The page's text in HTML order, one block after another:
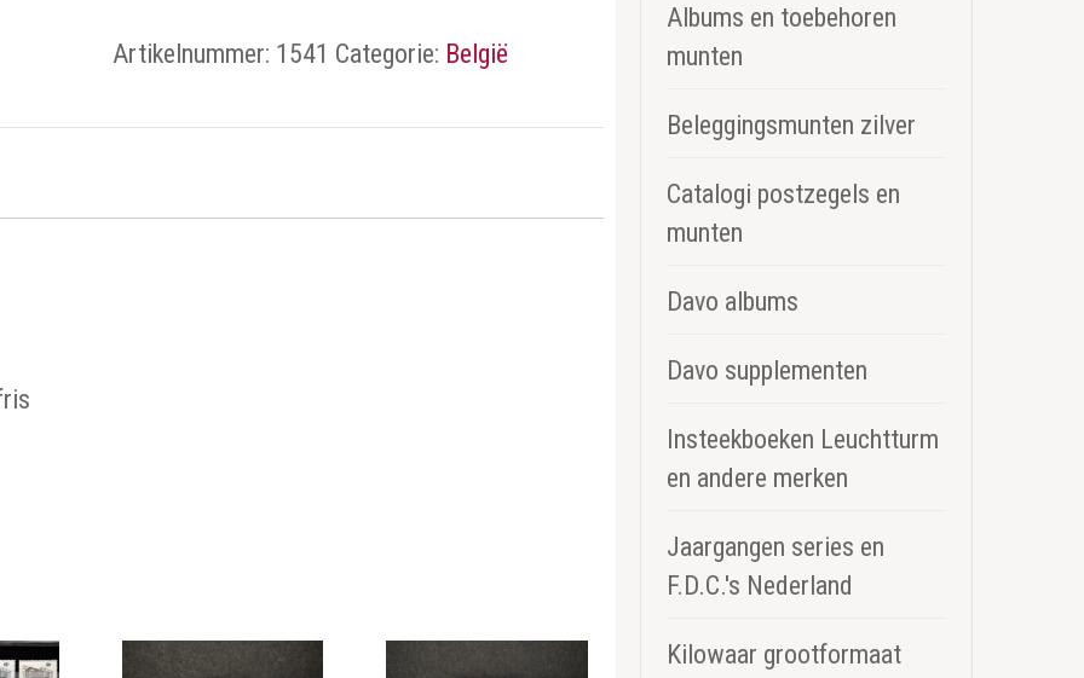
Artikelnummer: 1541 Categorie: België
Albums en toebehoren
munten
Beleggingsmunten zilver
Catalogi postzegels en
munten
Davo albums
Davo supplementen
Insteekboeken Leuchtturm
en andere merken
Jaargangen series en
F.D.C.'s Nederland
Kilowaar grootformaat